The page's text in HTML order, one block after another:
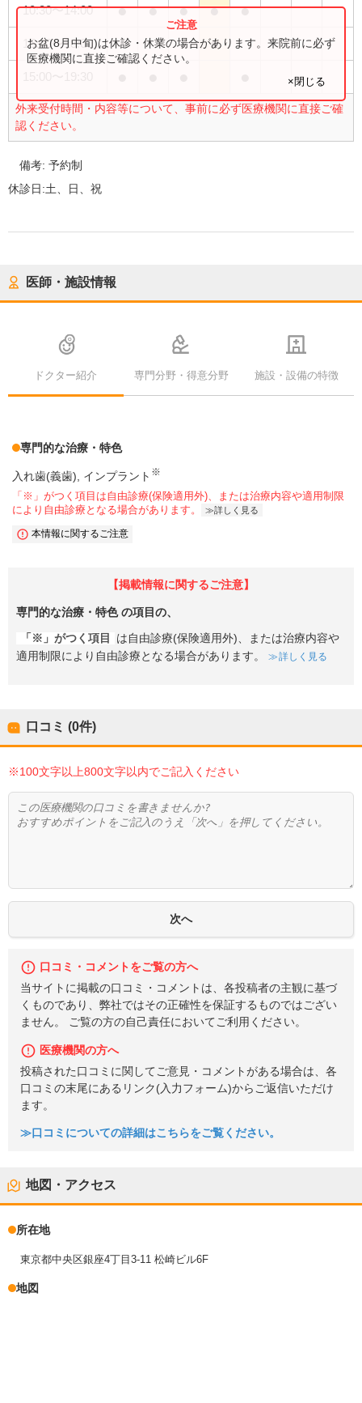
10:30〜14:00 ● ● ● ● ●
15:00〜18:00 ●
外来受付時間・内容等について、事前に必ず医療機関に直接ご確
認ください。
お盆(8月中旬)は休診・休業の場合があります。来院前に必ず
医療機関に直接ご確認ください。
×閉じる
備考:予約制
休診日:土、日、祝
医師・施設情報
ドクター紹介 専門分野・得意分野 施設・設備の特徴
専門的な治療・特色
入れ歯(義歯) インプラント ※
「※」がつく項目は自由診療(保険適用外)、または治療内容や適用制限
により自由診療となる場合があります。
詳しく見る
本情報に関するご注意
【掲載情報に関するご注意】
専門的な治療・特色の項目の、
「※」がつく項目
は自由診療(保険適用外)、または治療内容や
適用制限により自由診療となる場合があります。
詳しく見る
口コミ (0件)
※100文字以上800文字以内でご記入ください
口コミ・コメントをご覧の方へ
当サイトに掲載の口コミ・コメントは、各投稿者の主観に基づ
くものであり、弊社ではその正確性を保証するものではござい
ません。 ご覧の方の自己責任においてご利用ください。
医療機関の方へ
投稿された口コミに関してご意見・コメントがある場合は、各
口コミの末尾にあるリンク(入力フォーム)からご返信いただけ
ます。
≫口コミについての詳細はこちらをご覧ください。
地図・アクセス
所在地
東京都中央区銀座4丁目3-11 松崎ビル6F
地図